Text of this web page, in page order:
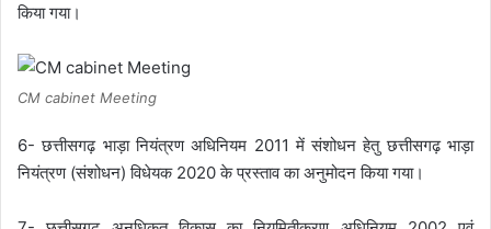
किया गया।
CM cabinet Meeting
6- छत्तीसगढ़ भाड़ा नियंत्रण अधिनियम 2011 में संशोधन हेतु छत्तीसगढ़ भाड़ा
नियंत्रण (संशोधन) विधेयक 2020 के प्रस्ताव का अनुमोदन किया गया।